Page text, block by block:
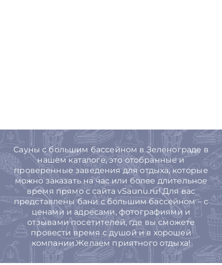
Сауны с большим бассейном в Зеленограде в
нашем каталоге, это отобранные и
проверенные заведения для отдыха, которые
можно заказать на час или более длительное
время прямо с сайта vSaunu.ru! Для вас
представлены бани с большим бассейном – с
ценами и адресами, фотографиями и
отзывами посетителей, где вы сможете
провести время с душой и в хорошей
компании.Желаем приятного отдыха!